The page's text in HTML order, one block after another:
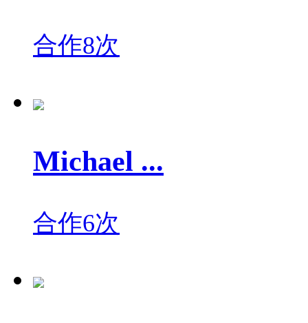
合作8次
Michael ...
合作6次